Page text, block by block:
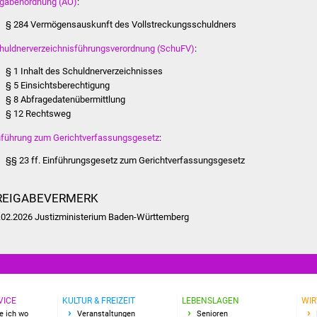
§ 284 Vermögensauskunft des Vollstreckungsschuldners
(SchuFV):
§ 1 Inhalt des Schuldnerverzeichnisses
§ 5 Einsichtsberechtigung
§ 8 Abfragedatenübermittlung
§ 12 Rechtsweg
zum Gerichtverfassungsgesetz:
§§ 23 ff. Einführungsgesetz zum Gerichtverfassungsgesetz
Justizministerium Baden-Württemberg
ich wo
KULTUR & FREIZEIT
Veranstaltungen
LEBENSLAGEN
Senioren